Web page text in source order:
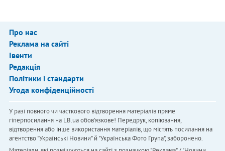
Про нас
Реклама на сайті
Івенти
Редакція
Політики і стандарти
Угода конфіденційності
У разі повного чи часткового відтворення матеріалів пряме
гіперпосилання на LB.ua обов'язкове! Передрук, копіювання,
відтворення або інше використання матеріалів, що містять посилання на
агентство "Українськi Новини" й "Українська Фото Група", заборонено.